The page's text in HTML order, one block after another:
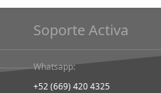
Soporte Activa
Whatsapp:
+52 (669) 420 4325